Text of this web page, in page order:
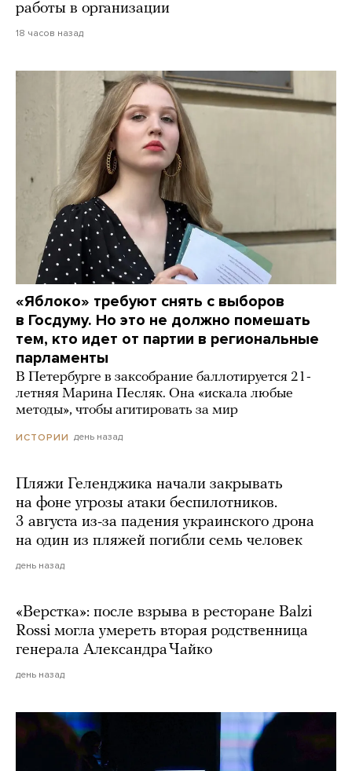
работы в организации
18 часов назад
«Яблоко» требуют снять с выборов
в Госдуму. Но это не должно помешать
тем, кто идет от партии в региональные
парламенты
В Петербурге в заксобрание баллотируется 21-
летняя Марина Песляк. Она «искала любые
методы», чтобы агитировать за мир
ИСТОРИИ день назад
Пляжи Геленджика начали закрывать
на фоне угрозы атаки беспилотников.
3 августа из-за падения украинского дрона
на один из пляжей погибли семь человек
день назад
«Верстка»: после взрыва в ресторане Balzi
Rossi могла умереть вторая родственница
генерала Александра Чайко
день назад